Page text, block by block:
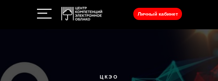
Личный кабинет
ЦКЭО